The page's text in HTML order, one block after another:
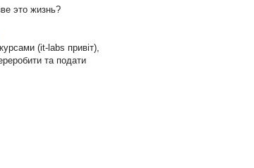
это жизнь?
(it-labs привіт),
та подати